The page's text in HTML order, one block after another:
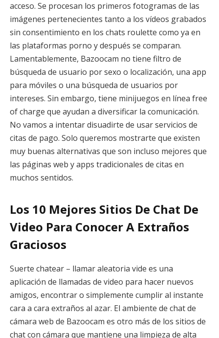
acceso. Se procesan los primeros fotogramas de las
imágenes pertenecientes tanto a los vídeos grabados
sin consentimiento en los chats roulette como ya en
las plataformas porno y después se comparan.
Lamentablemente, Bazoocam no tiene filtro de
búsqueda de usuario por sexo o localización, una app
para móviles o una búsqueda de usuarios por
intereses. Sin embargo, tiene minijuegos en línea free
of charge que ayudan a diversificar la comunicación.
No vamos a intentar disuadirte de usar servicios de
citas de pago. Solo queremos mostrarte que existen
muy buenas alternativas que son incluso mejores que
las páginas web y apps tradicionales de citas en
muchos sentidos.
Los 10 Mejores Sitios De Chat De
Video Para Conocer A Extraños
Graciosos
Suerte chatear – llamar aleatoria vide es una
aplicación de llamadas de video para hacer nuevos
amigos, encontrar o simplemente cumplir al instante
cara a cara extraños al azar. El ambiente de chat de
cámara web de Bazoocam es otro más de los sitios de
chat con cámara que mantiene una limpieza de alta